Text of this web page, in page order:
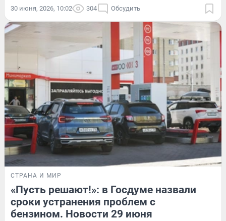
30 июня, 2026, 10:02 304 Обсудить
СТРАНА И МИР
«Пусть решают!»: в Госдуме назвали
сроки устранения проблем с
бензином. Новости 29 июня